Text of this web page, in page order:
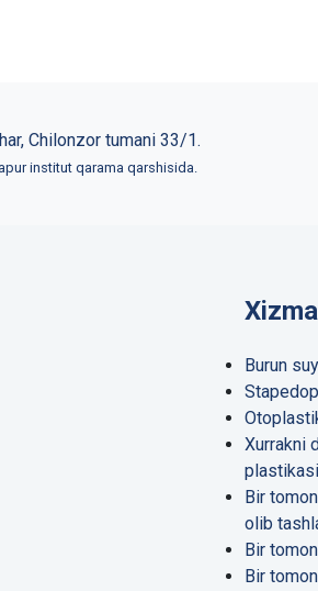
Chilonzor tumani 33/1.
institut qarama qarshisida.
Burun
Xurrakni
plastikasi
Bir
olib
Bir
Bir